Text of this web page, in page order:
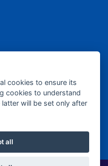
cookies to ensure its
cookies to understand
will be set only after
all